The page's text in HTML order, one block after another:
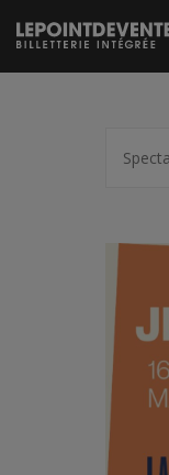
Passer
au
contenu
artiste,
lieu...